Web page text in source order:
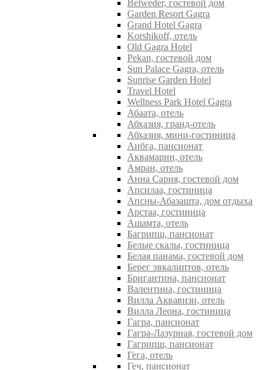
Belweder, гостевой дом
Garden Resort Gagra
Grand Hotel Gagra
Korshikoff, отель
Old Gagra Hotel
Pekan, гостевой дом
Sun Palace Gagra, отель
Sunrise Garden Hotel
Travel Hotel
Wellness Park Hotel Gagra
Абаата, отель
Абхазия, гранд-отель
Абхазия, мини-гостиница
Аибга, пансионат
Аквамарин, отель
Амран, отель
Анна Сария, гостевой дом
Апсилаа, гостиница
Апсны-Абазашта, дом отдыха
Арстаа, гостиница
Ашамта, отель
Багрипш, пансионат
Белые скалы, гостиница
Белая панама, гостевой дом
Берег эвкалиптов, отель
Бригантина, пансионат
Валентина, гостиница
Вилла Аквавизи, отель
Вилла Леона, гостиница
Гагра, пансионат
Гагра-Лазурная, гостевой дом
Гагрипш, пансионат
Гега, отель
Геч, пансионат